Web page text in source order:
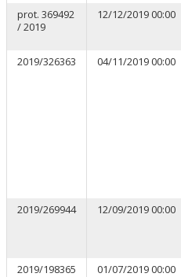
prot. 369492
/ 2019
12/12/2019 00:00
2019/326363
04/11/2019 00:00
2019/269944
12/09/2019 00:00
2019/198365
01/07/2019 00:00